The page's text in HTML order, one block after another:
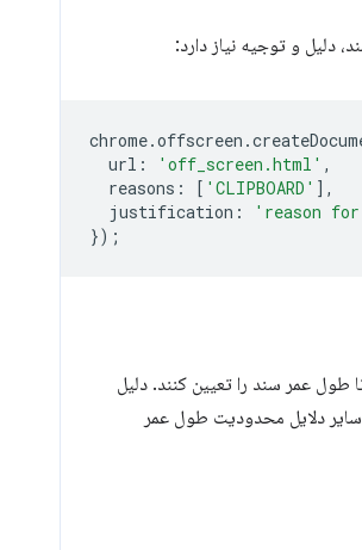
دلیل و توجیه نیاز دارد:
chrome.offscreen .
url : 'off_screen.html' ,
reasons : [ 'CLIPBOARD' ],
justification : 'reason for
});
طول عمر سند را تعیین کنند. دلیل
صدا بسته شود. سایر دلایل محدودیت طول عمر